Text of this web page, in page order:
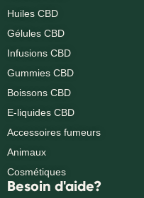
Huiles CBD
Gélules CBD
Infusions CBD
Gummies CBD
Boissons CBD
E-liquides CBD
Accessoires fumeurs
Animaux
Cosmétiques
Besoin d'aide?